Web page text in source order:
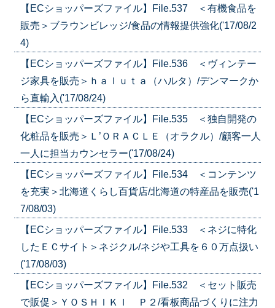
【ECショッパーズファイル】File.537 ＜有機食品を
販売＞ブラウンビレッジ/食品の情報提供強化('17/08/2
4)
【ECショッパーズファイル】File.536 ＜ヴィンテー
ジ家具を販売＞ｈａｌｕｔａ（ハルタ）/デンマークか
ら直輸入('17/08/24)
【ECショッパーズファイル】File.535 ＜独自開発の
化粧品を販売＞Ｌ’ＯＲＡＣＬＥ（オラクル）/顧客一人
一人に担当カウンセラー('17/08/24)
【ECショッパーズファイル】File.534 ＜コンテンツ
を充実＞北海道くらし百貨店/北海道の特産品を販売('1
7/08/03)
【ECショッパーズファイル】File.533 ＜ネジに特化
したＥＣサイト＞ネジクル/ネジや工具を６０万点扱い
('17/08/03)
【ECショッパーズファイル】File.532 ＜セット販売
で販促＞ＹＯＳＨＩＫＩ Ｐ２/看板商品づくりに注力